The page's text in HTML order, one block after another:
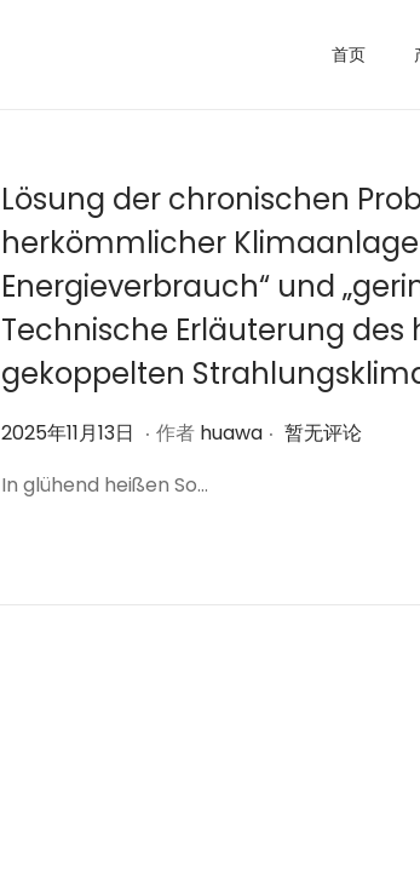
首页
Lösung der chronischen
herkömmlicher
Energieverbrauch“ und
Technische Erläuterung des
gekoppelten
作
2025年11月13日 2
2
. 作者 huawa . 暂无评论
In glühend heißen So…